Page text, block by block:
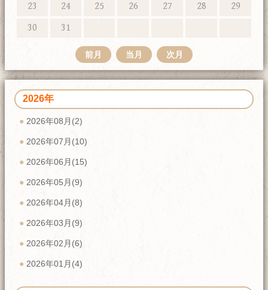
23
24 25 26 27 28
29
30
31
前月 当月 次月
2026年
2026年08月(2)
2026年07月(10)
2026年06月(15)
2026年05月(9)
2026年04月(8)
2026年03月(9)
2026年02月(6)
2026年01月(4)